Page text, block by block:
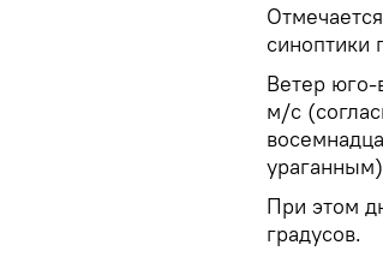
синоптики
Ветер юго-
м/с
При этом
градусов.